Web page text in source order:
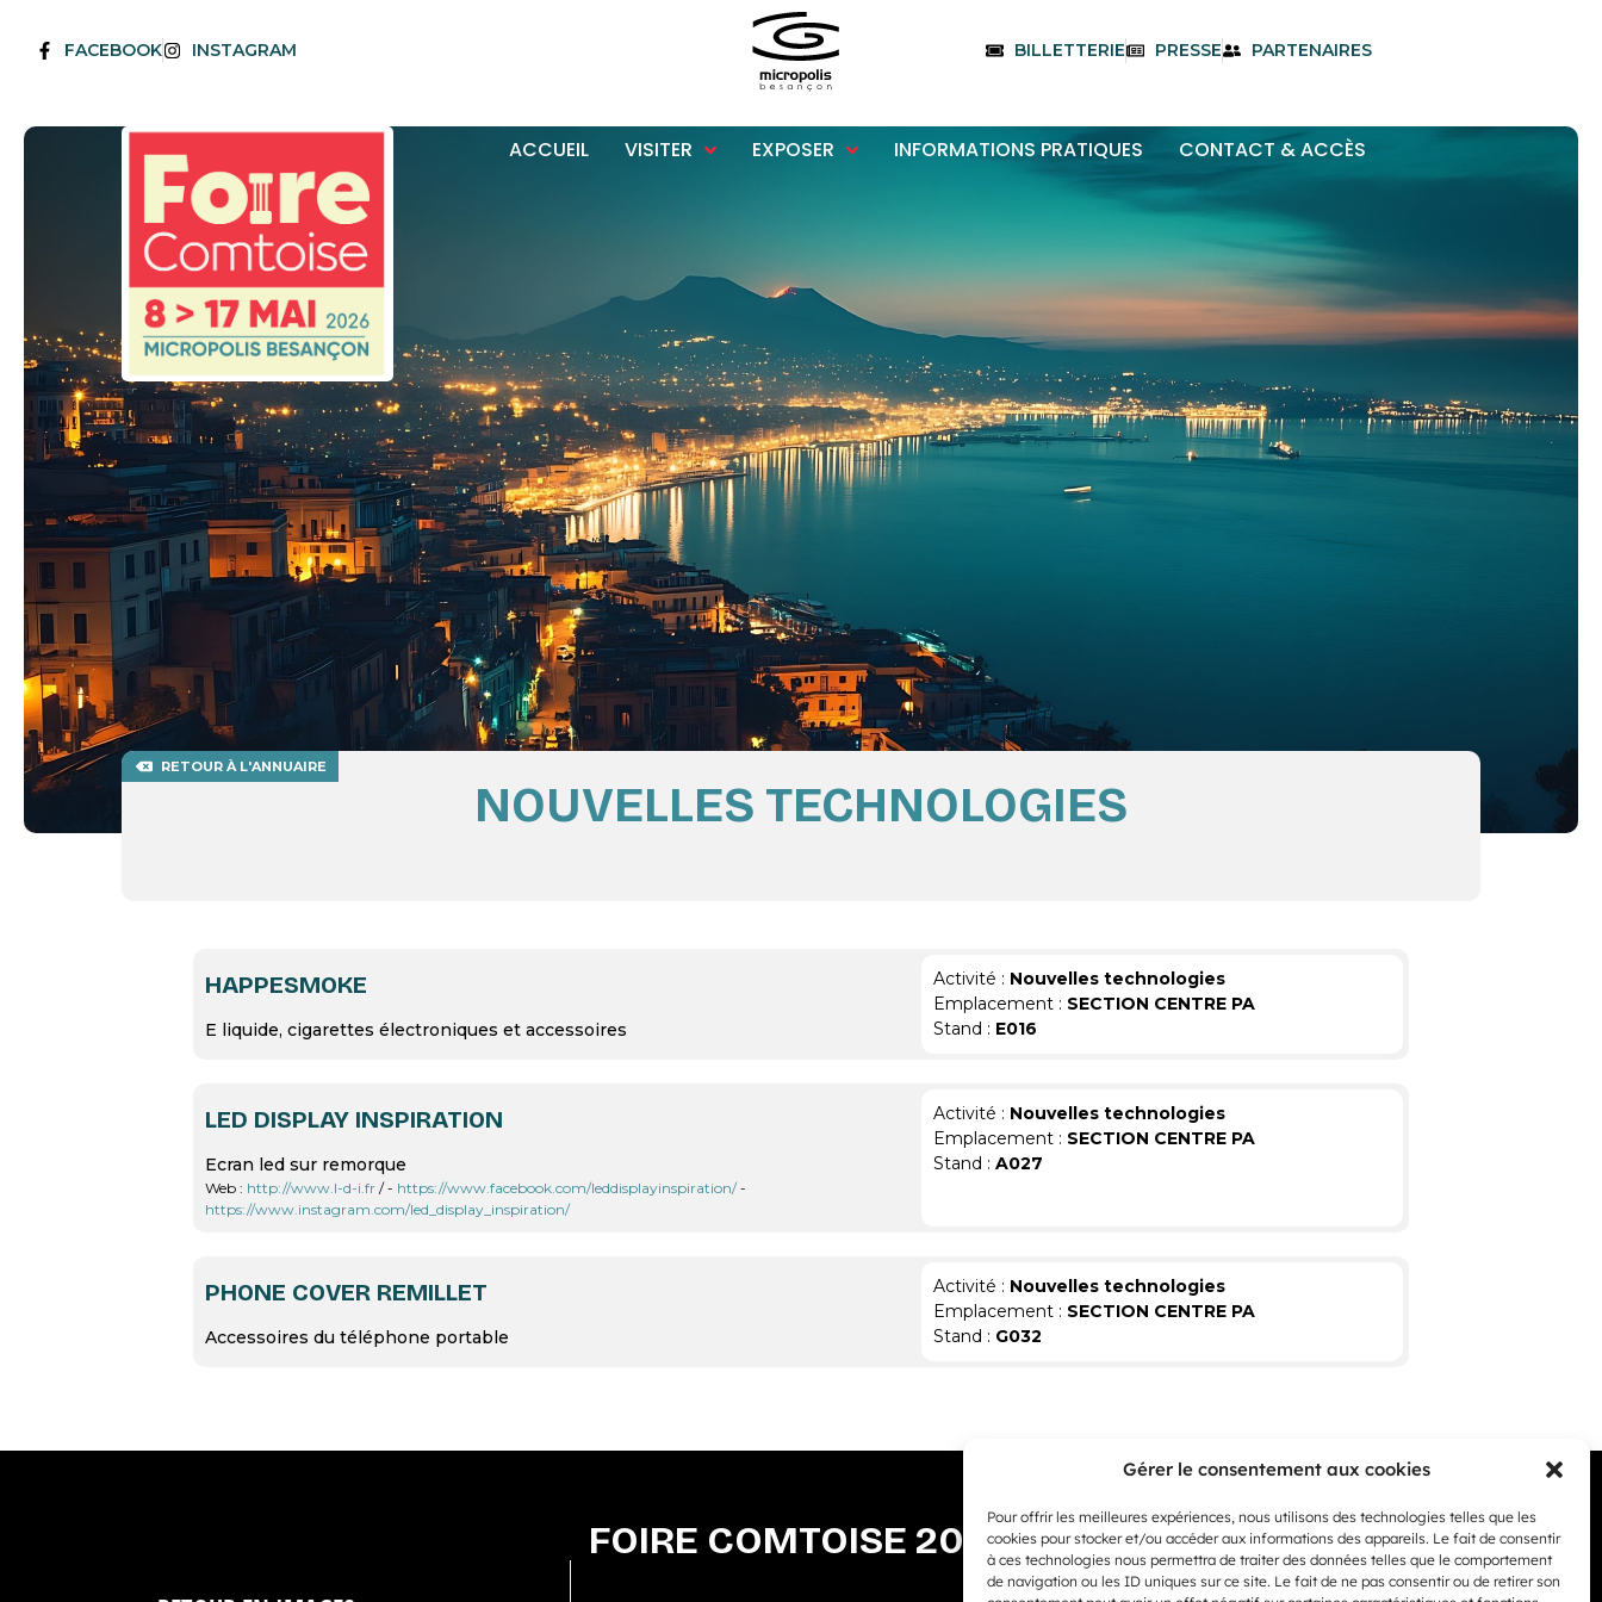
Gérer le consentement aux cookies
Pour offrir les meilleures expériences, nous utilisons des technologies telles que les
cookies pour stocker et/ou accéder aux informations des appareils. Le fait de consentir
à ces technologies nous permettra de traiter des données telles que le comportement
de navigation ou les ID uniques sur ce site. Le fait de ne pas consentir ou de retirer son
FACEBOOK INSTAGRAM BILLETTERIE PRESSE PARTENAIRES
ACCUEIL VISITER EXPOSER INFORMATIONS PRATIQUES CONTACT & ACCÈS
RETOUR À L'ANNUAIRE
NOUVELLES TECHNOLOGIES
HAPPESMOKE
E liquide, cigarettes électroniques et accessoires
Activité : Nouvelles technologies
Emplacement : SECTION CENTRE PA
Stand : E016
LED DISPLAY INSPIRATION
Ecran led sur remorque
Web : http://www.l-d-i.fr / - https://www.facebook.com/leddisplayinspiration/-
https://www.instagram.com/led_display_inspiration/
Activité : Nouvelles technologies
Emplacement : SECTION CENTRE PA
Stand : A027
PHONE COVER REMILLET
Accessoires du téléphone portable
Activité : Nouvelles technologies
Emplacement : SECTION CENTRE PA
Stand : G032
FOIRE COMTOISE 2026